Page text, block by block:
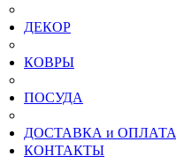
ДЕКОР
КОВРЫ
ПОСУДА
ДОСТАВКА и ОПЛАТА
КОНТАКТЫ